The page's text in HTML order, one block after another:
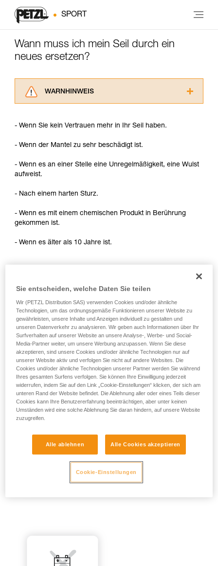
SPORT
Wann muss ich mein Seil durch ein
neues ersetzen?
WARNHINWEIS
aufmerksam durch, bevor Sie diesen zu Rate
verstehen zu können, müssen Sie zuerst die in
Informationen richtig verstanden haben.
Training voraus. Prüfen Sie zusammen mit
Vorgang alleine sicher zu wiederholen, bevor
Sie ihn eigenständig durchführen.
verbundenen Techniken. Möglicherweise gibt es
- Wenn Sie kein Vertrauen mehr in Ihr Seil haben.
- Wenn der Mantel zu sehr beschädigt ist.
- Wenn es an einer Stelle eine Unregelmäßigkeit, eine Wulst
aufweist.
- Nach einem harten Sturz.
- Wenn es mit einem chemischen Produkt in Berührung
gekommen ist.
- Wenn es älter als 10 Jahre ist.
Sie entscheiden, welche Daten Sie teilen
Wir (PETZL Distribution SAS) verwenden Cookies und/oder ähnliche
Technologien, um das ordnungsgemäße Funktionieren unserer Website zu
gewährleisten, unsere Inhalte und Anzeigen individuell zu gestalten und
unseren Datenverkehr zu analysieren. Wir geben auch Informationen über Ihr
Surfverhalten auf unserer Website an unsere Analyse-, Werbe- und Social-
Media-Partner weiter, um unsere Werbung anzupassen. Wenn Sie diese
akzeptieren, sind unsere Cookies und/oder ähnliche Technologien nur auf
unserer Website aktiv und verfolgen Sie nicht auf andere Websites. Die
Cookies und/oder ähnliche Technologien unserer Partner werden Sie während
Ihres gesamten Surfens verfolgen. Sie können Ihre Einwilligung jederzeit
widerrufen, indem Sie auf den Link „Cookie-Einstellungen“ klicken, der sich am
unteren Rand der Website befindet. Die Ablehnung aller oder eines Teils dieser
Cookies kann Ihre Benutzererfahrung beeinträchtigen, aber unter keinen
Umständen wird eine solche Ablehnung Sie daran hindern, auf unsere Website
zuzugreifen.
Alle ablehnen Alle Cookies akzeptieren
Cookie-Einstellungen